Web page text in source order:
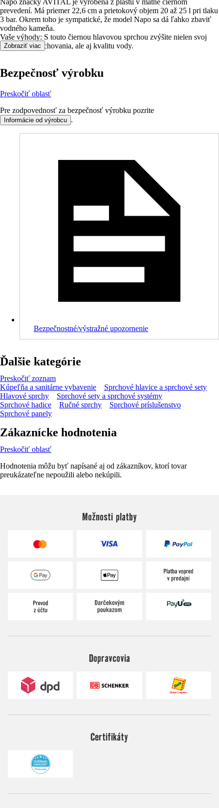
Napo značky AVITAL je vyrobená z plastu v matne čiernom
prevedení. Má priemer 22,6 cm a prietokový objem 20 až 25 l pri tlaku
3 bar. Okrem toho je sympatické, že model Napo sa dá ľahko zbaviť
vodného kameňa.
Vaše výhody: S touto čiernou hlavovou sprchou zvýšite nielen svoj
pôžitok zo sprchovania, ale aj kvalitu vody.​
Zobraziť viac
Bezpečnosť výrobku
Preskočiť oblasť
Pre zodpovednosť za bezpečnosť výrobku pozrite
Informácie od výrobcu .
Bezpečnostné/výstražné upozornenie
Ďalšie kategórie
Preskočiť zoznam
Kúpeľňa a sanitárne vybavenie
Sprchové hlavice a sprchové sety
Hlavové sprchy
Sprchové sety a sprchové systémy
Sprchové hadice
Ručné sprchy
Sprchové príslušenstvo
Sprchové panely
Zákaznícke hodnotenia
Preskočiť oblasť
Hodnotenia môžu byť napísané aj od zákazníkov, ktorí tovar
preukázateľne nepoužili alebo nekúpili.
Možnosti platby
Dopravcovia
Certifikáty